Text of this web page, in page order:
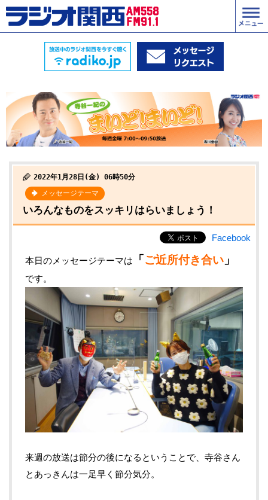
2022年1月28日(金) 06時50分
メッセージテーマ
いろんなものをスッキリはらいましょう！
Facebook
本日のメッセージテーマは 「 ご近所付き合い 」
です。
来週の放送は節分の後になるということで、寺谷さん
とあっきんは一足早く節分気分。